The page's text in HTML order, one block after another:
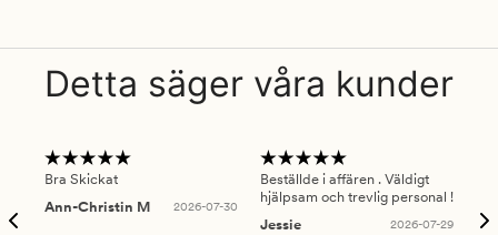
Detta säger våra kunder
Bra Skickat
Ann-Christin M
2026-07-30
Beställde i affären . Väldigt
hjälpsam och trevlig personal !
Jessie
2026-07-29